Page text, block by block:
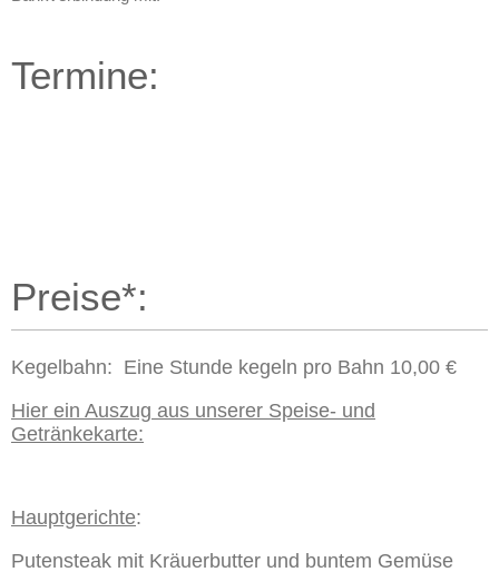
Termine:
Preise*:
Kegelbahn: Eine Stunde kegeln pro Bahn 10,00 €
Hier ein Auszug aus unserer Speise- und
Getränkekarte:
Hauptgerichte:
Putensteak mit Kräuerbutter und buntem Gemüse